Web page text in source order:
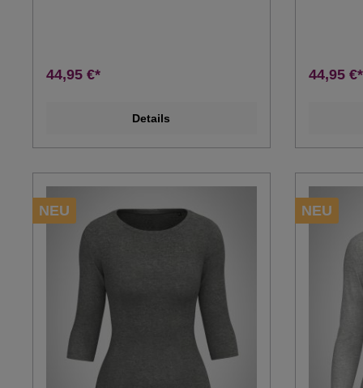
44,95 €*
Details
44,95 €*
NEU NEU